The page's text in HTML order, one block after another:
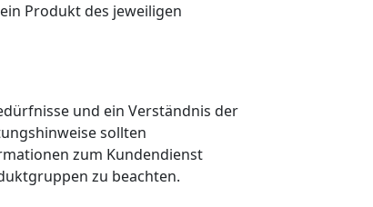
Produkt des jeweiligen
und ein Verständnis der
sollten
zum Kundendienst
zu beachten.